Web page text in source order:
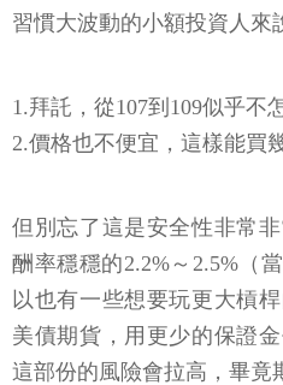
習慣大波動的小額投資人來
1.拜託，從107到109似乎不
2.價格也不便宜，這樣能買
但別忘了這是安全性非常
酬率穩穩的2.2%～2.5%（
以也有一些想要玩更大槓
美債期貨，用更少的保證
這部份的風險會拉高，畢竟